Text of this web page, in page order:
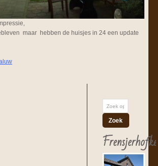
maar hebben de huisjes in 24 een update
Frensjerhofke